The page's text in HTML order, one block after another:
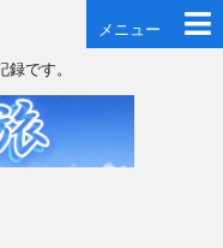
メニュー
です。